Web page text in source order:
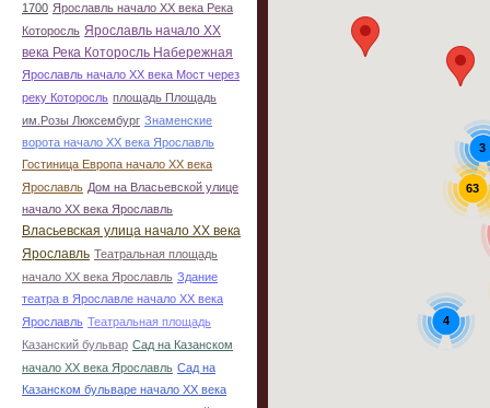
1700 Ярославль начало ХХ века Река
Которосль Ярославль начало ХХ
века Река Которосль Набережная
Ярославль начало ХХ века Мост через
реку Которосль площадь Площадь
им.Розы Люксембург Знаменские
ворота начало ХХ века Ярославль
Гостиница Европа начало ХХ века
Ярославль Дом на Власьевской улице
начало ХХ века Ярославль
Власьевская улица начало ХХ века
Ярославль Театральная площадь
начало ХХ века Ярославль Здание
театра в Ярославле начало ХХ века
Ярославль Театральная площадь
Казанский бульвар Сад на Казанском
начало ХХ века Ярославль Сад на
Казанском бульваре начало ХХ века
63
4
3